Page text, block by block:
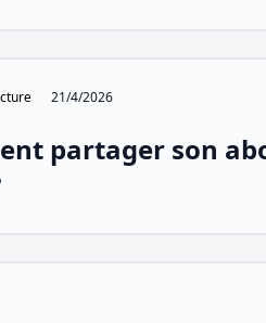
21/4/2026
partager son